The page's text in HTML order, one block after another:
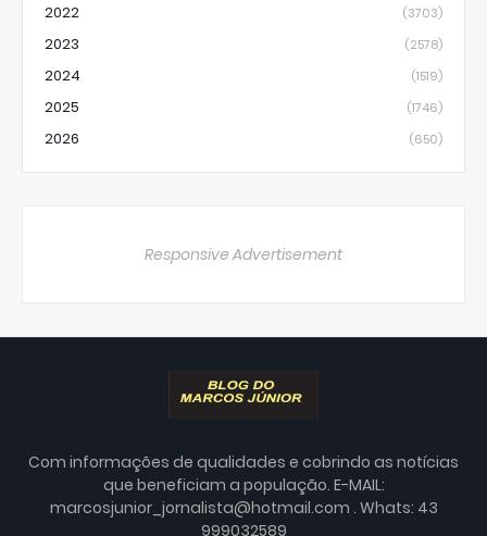
2022 (3703)
2023 (2578)
2024 (1519)
2025 (1746)
2026 (650)
Responsive Advertisement
Com informações de qualidades e cobrindo as notícias
que beneficiam a população. E-MAIL:
marcosjunior_jornalista@hotmail.com . Whats: 43
999032589